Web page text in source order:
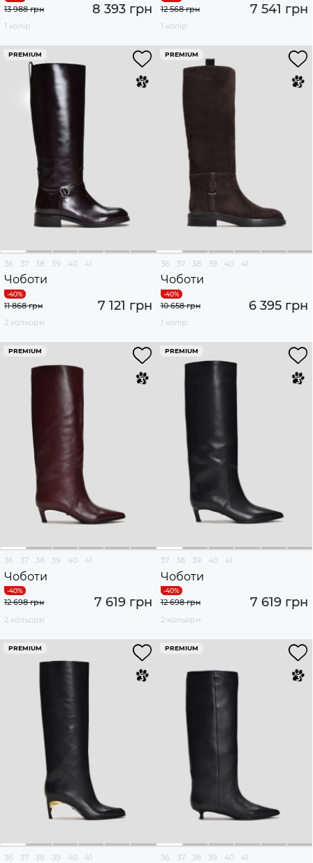
8 393 грн
13 988 грн
1 колір
7 541 грн
12 568 грн
1 колір
PREMIUM
36 37 38 39 40 41
Чоботи
7 121 грн
11 868 грн
2 кольори
PREMIUM
36 37 38 39 40 41
Чоботи
6 395 грн
10 658 грн
1 колір
PREMIUM
36 37 38 39 40 41
Чоботи
7 619 грн
12 698 грн
2 кольори
PREMIUM
37 38 39 40 41
Чоботи
7 619 грн
12 698 грн
2 кольори
PREMIUM
36 37 38 39 40 41
PREMIUM
36 37 38 39 40 41